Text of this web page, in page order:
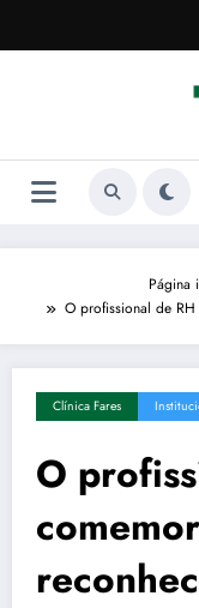
o
Página
O profissional de
Clínica Fares
O